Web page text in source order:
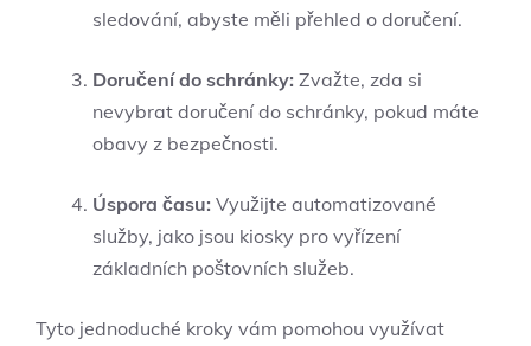
sledování, abyste měli přehled o doručení.
Doručení do schránky: Zvažte, zda si
nevybrat doručení do schránky, pokud máte
obavy z bezpečnosti.
Úspora času: Využijte automatizované
služby, jako jsou kiosky pro vyřízení
základních poštovních služeb.
Tyto jednoduché kroky vám pomohou využívat